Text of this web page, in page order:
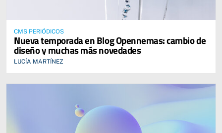
CMS PERIÓDICOS
Nueva temporada en Blog Opennemas: cambio de
diseño y muchas más novedades
LUCÍA MARTÍNEZ